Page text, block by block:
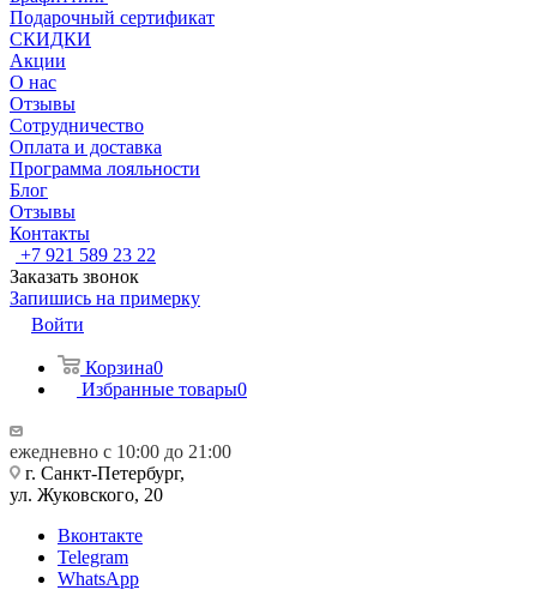
Подарочный сертификат
СКИДКИ
Акции
О нас
Отзывы
Сотрудничество
Оплата и доставка
Программа лояльности
Блог
Отзывы
Контакты
+7 921 589 23 22
Заказать звонок
Запишись на примерку
Войти
Корзина0
Избранные товары0
ежедневно с 10:00 до 21:00
г. Санкт-Петербург,
ул. Жуковского, 20
Вконтакте
Telegram
WhatsApp